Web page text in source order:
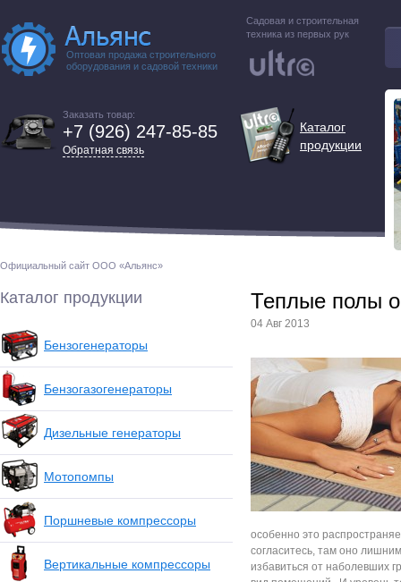
Оптовая продажа строительного
оборудования и садовой техники
Садовая и строительная
техника из первых рук
Заказать товар:
+7 (926) 247-85-85
Обратная связь
Каталог
продукции
Официальный сайт ООО «Альянс»
Каталог продукции
Бензогенераторы
Бензогазогенераторы
Дизельные генераторы
Мотопомпы
Поршневые компрессоры
Вертикальные компрессоры
Теплые полы
04 Авг 2013
особенно это
согласитесь, там оно
избавиться от наболевших